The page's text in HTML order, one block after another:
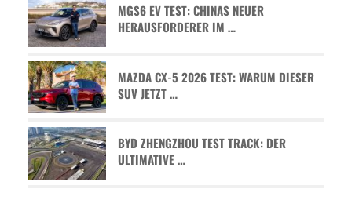
MGS6 EV TEST: CHINAS NEUER
HERAUSFORDERER IM …
MAZDA CX-5 2026 TEST: WARUM DIESER
SUV JETZT …
BYD ZHENGZHOU TEST TRACK: DER
ULTIMATIVE …